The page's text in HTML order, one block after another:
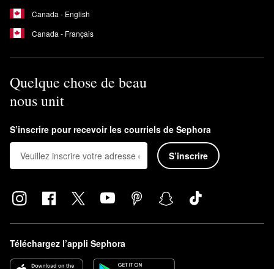
Canada - English
Canada - Français
Quelque chose de beau
nous unit
S’inscrire pour recevoir les courriels de Sephora
S’inscrire
Téléchargez l’appli Sephora